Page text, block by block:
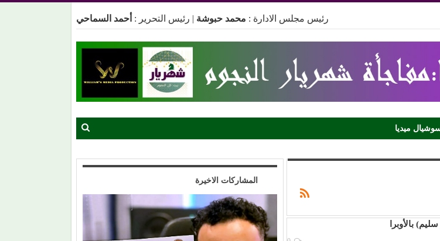
رئيس مجلس الادارة : محمد حبوشة | رئيس التحرير : أحمد السماحي
ميديا
بالأوبرا
المشاركات الاخيرة